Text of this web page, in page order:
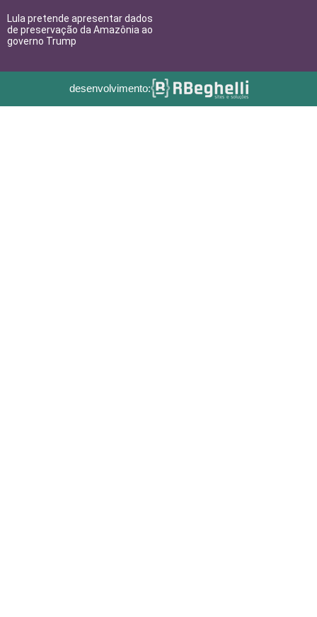
Lula pretende apresentar dados
de preservação da Amazônia ao
governo Trump
desenvolvimento: